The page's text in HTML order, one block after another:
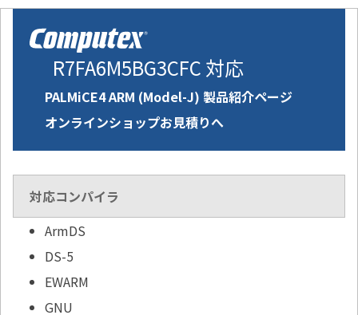
R7FA6M5BG3CFC 対応
PALMiCE4 ARM (Model-J) 製品紹介ページ
オンラインショップお見積りへ
対応コンパイラ
ArmDS
DS-5
EWARM
GNU